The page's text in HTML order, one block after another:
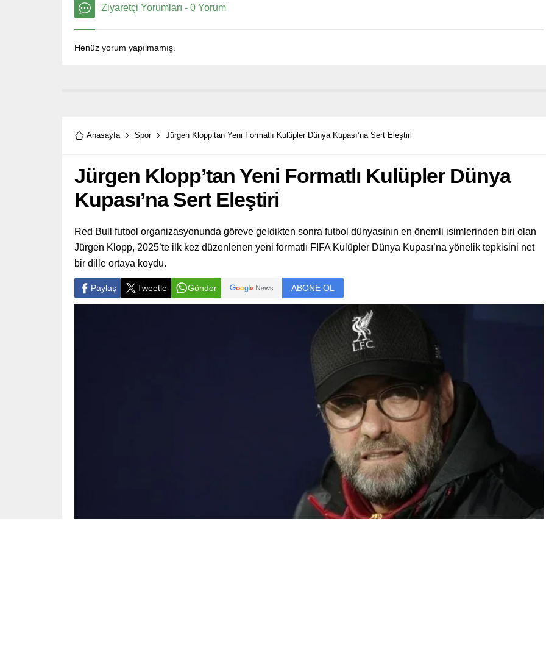
Ziyaretçi Yorumları - 0 Yorum
Henüz yorum yapılmamış.
Anasayfa Spor Jürgen Klopp’tan Yeni Formatlı Kulüpler Dünya Kupası’na Sert Eleştiri
Jürgen Klopp’tan Yeni Formatlı Kulüpler Dünya
Kupası’na Sert Eleştiri
Red Bull futbol organizasyonunda göreve geldikten sonra futbol dünyasının en önemli isimlerinden biri olan
Jürgen Klopp, 2025’te ilk kez düzenlenen yeni formatlı FIFA Kulüpler Dünya Kupası’na yönelik tepkisini net
bir dille ortaya koydu.
Paylaş Tweetle Gönder ABONE OL